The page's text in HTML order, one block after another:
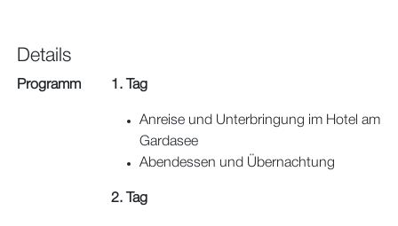
Details
Programm 1. Tag
Anreise und Unterbringung im Hotel am
Gardasee
Abendessen und Übernachtung
2. Tag